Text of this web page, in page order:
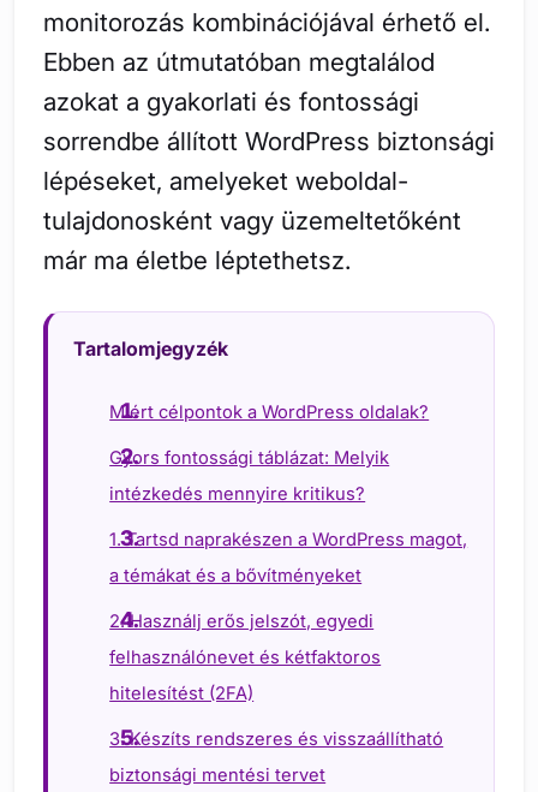
monitorozás kombinációjával érhető el.
Ebben az útmutatóban megtalálod
azokat a gyakorlati és fontossági
sorrendbe állított WordPress biztonsági
lépéseket, amelyeket weboldal-
tulajdonosként vagy üzemeltetőként
már ma életbe léptethetsz.
Tartalomjegyzék
Miért célpontok a WordPress oldalak?
Gyors fontossági táblázat: Melyik
intézkedés mennyire kritikus?
1. Tartsd naprakészen a WordPress magot,
a témákat és a bővítményeket
2. Használj erős jelszót, egyedi
felhasználónevet és kétfaktoros
hitelesítést (2FA)
3. Készíts rendszeres és visszaállítható
biztonsági mentési tervet